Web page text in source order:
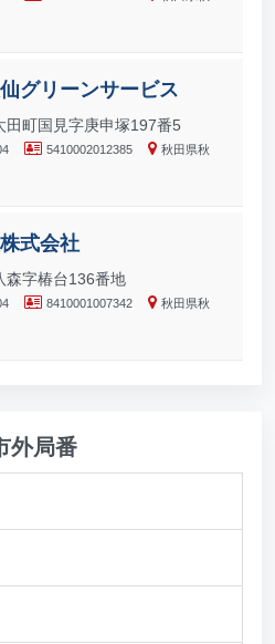
グリーンサービス
田町国見字庚申塚197番5
5410002012385
秋田県秋
式会社
森字椿台136番地
8410001007342
秋田県秋
外局番